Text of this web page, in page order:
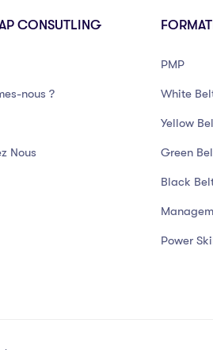
CONSUTLING
nous ?
Nous
PMP
White
Yellow
Green
Black
Power